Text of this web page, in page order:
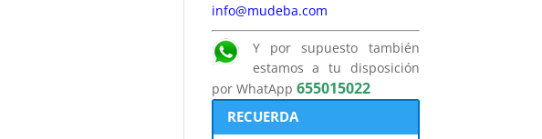
info@mudeba.com
Y por supuesto también
estamos a tu disposición
por WhatApp 655015022
RECUERDA